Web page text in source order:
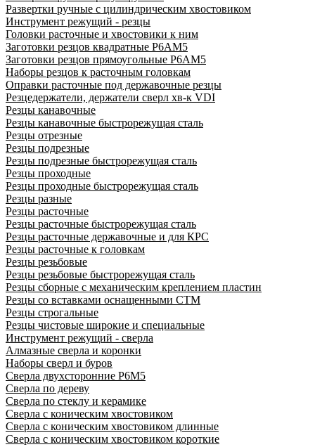
Развертки ручные с цилиндрическим хвостовиком
Инструмент режущий - резцы
Головки расточные и хвостовики к ним
Заготовки резцов квадратные Р6АМ5
Заготовки резцов прямоугольные Р6АМ5
Наборы резцов к расточным головкам
Оправки расточные под державочные резцы
Резцедержатели, держатели сверл хв-к VDI
Резцы канавочные
Резцы канавочные быстрорежущая сталь
Резцы отрезные
Резцы подрезные
Резцы подрезные быстрорежущая сталь
Резцы проходные
Резцы проходные быстрорежущая сталь
Резцы разные
Резцы расточные
Резцы расточные быстрорежущая сталь
Резцы расточные державочные и для КРС
Резцы расточные к головкам
Резцы резьбовые
Резцы резьбовые быстрорежущая сталь
Резцы сборные с механическим креплением пластин
Резцы со вставками оснащенными СТМ
Резцы строгальные
Резцы чистовые широкие и специальные
Инструмент режущий - сверла
Алмазные сверла и коронки
Наборы сверл и буров
Сверла двухсторонние Р6М5
Сверла по дереву
Сверла по стеклу и керамике
Сверла с коническим хвостовиком
Сверла с коническим хвостовиком длинные
Сверла с коническим хвостовиком короткие